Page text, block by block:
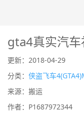
gta4真实汽车
更新：2018-04-29
分类： 侠盗飞车
来源：搬运
作者：P1687972344